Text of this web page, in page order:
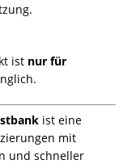
ist nur für
ist eine
mit
und schneller